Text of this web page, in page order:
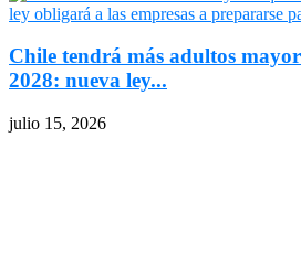
Chile tendrá más adultos
2028: nueva ley...
julio 15, 2026